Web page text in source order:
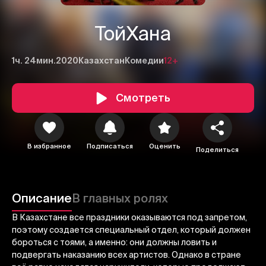
ТойХана
1ч. 24мин.2020 Казахстан Комедии12+
Смотреть
В избранное Подписаться Оценить Поделиться
ОписаниеВ главных ролях
В Казахстане все праздники оказываются под запретом,
поэтому создается специальный отдел, который должен
бороться с тоями, а именно: они должны ловить и
подвергать наказанию всех артистов. Однако в стране
1 2 3